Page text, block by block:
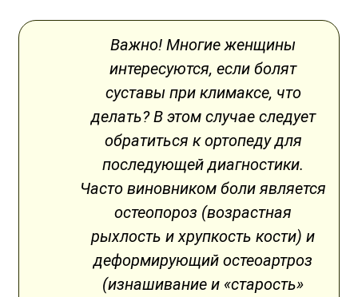
Важно! Многие женщины
интересуются, если болят
суставы при климаксе, что
делать? В этом случае следует
обратиться к ортопеду для
последующей диагностики.
Часто виновником боли является
остеопороз (возрастная
рыхлость и хрупкость кости) и
деформирующий остеоартроз
(изнашивание и «старость»